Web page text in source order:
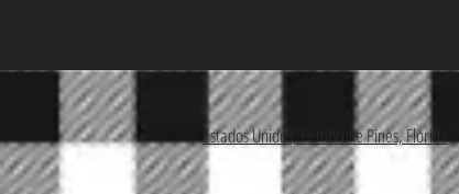
Estados Unidos, Pembroke Pines, Florida